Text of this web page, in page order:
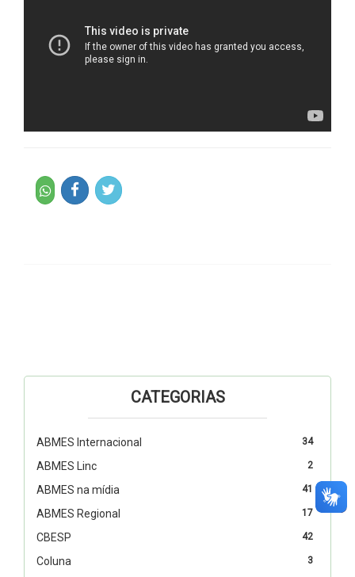
CATEGORIAS
34
ABMES Internacional
2
ABMES Linc
41
ABMES na mídia
17
ABMES Regional
42
CBESP
3
Coluna